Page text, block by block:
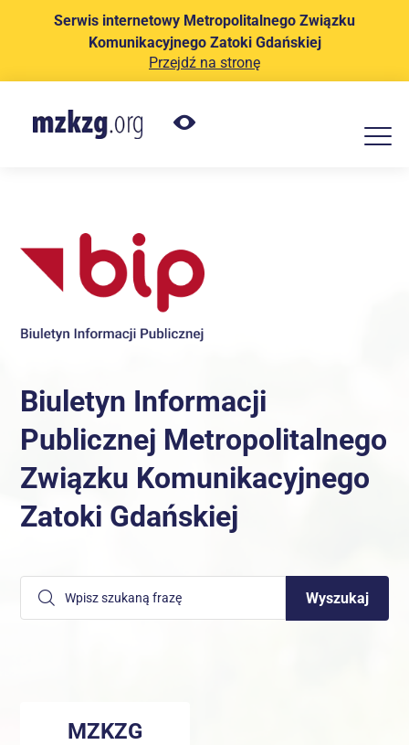
Serwis internetowy Metropolitalnego Związku
Komunikacyjnego Zatoki Gdańskiej
Przejdź na stronę
Biuletyn Informacji
Publicznej Metropolitalnego
Związku Komunikacyjnego
Zatoki Gdańskiej
MZKZG